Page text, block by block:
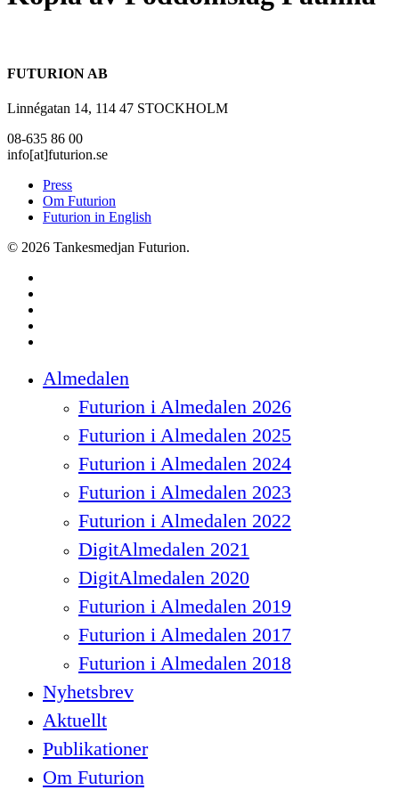
FUTURION AB
Linnégatan 14, 114 47 STOCKHOLM
08-635 86 00
info[at]futurion.se
Press
Om Futurion
Futurion in English
© 2026 Tankesmedjan Futurion.
Menu
Almedalen
Futurion i Almedalen 2026
Futurion i Almedalen 2025
Futurion i Almedalen 2024
Futurion i Almedalen 2023
Futurion i Almedalen 2022
DigitAlmedalen 2021
DigitAlmedalen 2020
Futurion i Almedalen 2019
Futurion i Almedalen 2017
Futurion i Almedalen 2018
Nyhetsbrev
Aktuellt
Publikationer
Om Futurion